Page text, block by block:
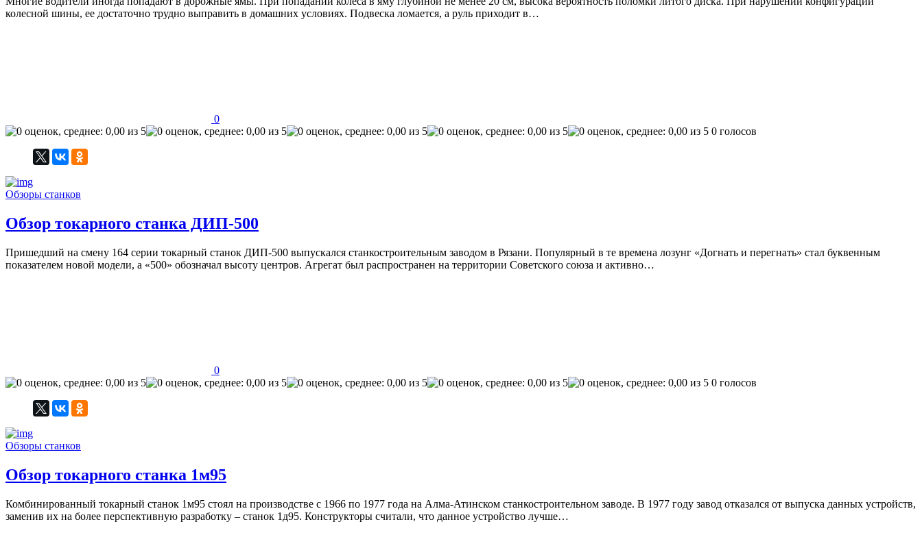
колесной шины, ее достаточно трудно выправить в домашних условиях. Подвеска ломается, а руль приходит в…
0
0 голосов
Обзоры станков
Обзор токарного станка ДИП-500
Пришедший на смену 164 серии токарный станок ДИП-500 выпускался станкостроительным заводом в Рязани. Популярный в те времена лозунг «Догнать и перегнать» стал буквенным
показателем новой модели, а «500» обозначал высоту центров. Агрегат был распространен на территории Советского союза и активно…
0
0 голосов
Обзоры станков
Обзор токарного станка 1м95
Комбинированный токарный станок 1м95 стоял на производстве с 1966 по 1977 года на Алма-Атинском станкостроительном заводе. В 1977 году завод отказался от выпуска данных устройств,
заменив их на более перспективную разработку – станок 1д95. Конструкторы считали, что данное устройство лучше…